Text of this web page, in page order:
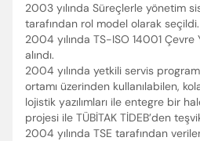
2003 yılında Süreçlerle yönetim
tarafından rol model olarak seçildi.
2004 yılında TS-ISO 14001
alındı.
2004 yılında yetkili servis
ortamı üzerinden kullanılabilen,
lojistik yazılımları ile entegre bir
projesi ile TÜBİTAK TİDEB’den
2004 yılında TSE tarafından